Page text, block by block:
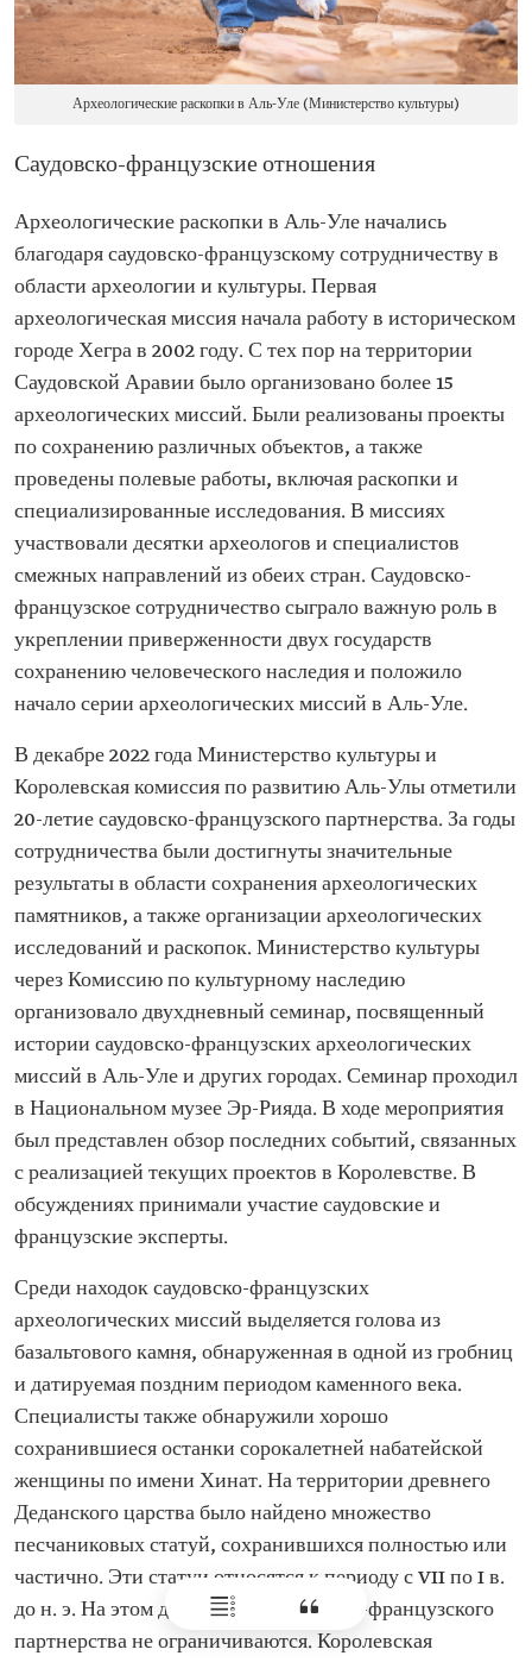
Археологические раскопки в Аль-Уле (Министерство культуры)
Саудовско-французские отношения
Археологические раскопки в Аль-Уле начались
благодаря саудовско-французскому сотрудничеству в
области археологии и культуры. Первая
археологическая миссия начала работу в историческом
городе Хегра в 2002 году. С тех пор на территории
Саудовской Аравии было организовано более 15
археологических миссий. Были реализованы проекты
по сохранению различных объектов, а также
проведены полевые работы, включая раскопки и
специализированные исследования. В миссиях
участвовали десятки археологов и специалистов
смежных направлений из обеих стран. Саудовско-
французское сотрудничество сыграло важную роль в
укреплении приверженности двух государств
сохранению человеческого наследия и положило
начало серии археологических миссий в Аль-Уле.
В декабре 2022 года Министерство культуры и
Королевская комиссия по развитию Аль-Улы отметили
20-летие саудовско-французского партнерства. За годы
сотрудничества были достигнуты значительные
результаты в области сохранения археологических
памятников, а также организации археологических
исследований и раскопок. Министерство культуры
через Комиссию по культурному наследию
организовало двухдневный семинар, посвященный
истории саудовско-французских археологических
миссий в Аль-Уле и других городах. Семинар проходил
в Национальном музее Эр-Рияда. В ходе мероприятия
был представлен обзор последних событий, связанных
с реализацией текущих проектов в Королевстве. В
обсуждениях принимали участие саудовские и
французские эксперты.
Среди находок саудовско-французских
археологических миссий выделяется голова из
базальтового камня, обнаруженная в одной из гробниц
и датируемая поздним периодом каменного века.
Специалисты также обнаружили хорошо
сохранившиеся останки сорокалетней набатейской
женщины по имени Хинат. На территории древнего
Деданского царства было найдено множество
песчаниковых статуй, сохранившихся полностью или
частично. Эти статуи относятся к периоду с VII по I в.
до н. э. На этом достижения саудовско-французского
партнерства не ограничиваются. Королевская